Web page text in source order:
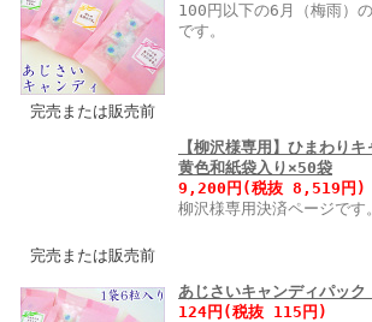
完売または販売前
100円以下の6月（梅雨）
です。
完売または販売前
【柳沢様専用】ひまわり
黄色和紙袋入り×50袋
9,200円 (税抜 8,519円)
柳沢様専用決済ページです。
あじさいキャンディパッ
124円 (税抜 115円)